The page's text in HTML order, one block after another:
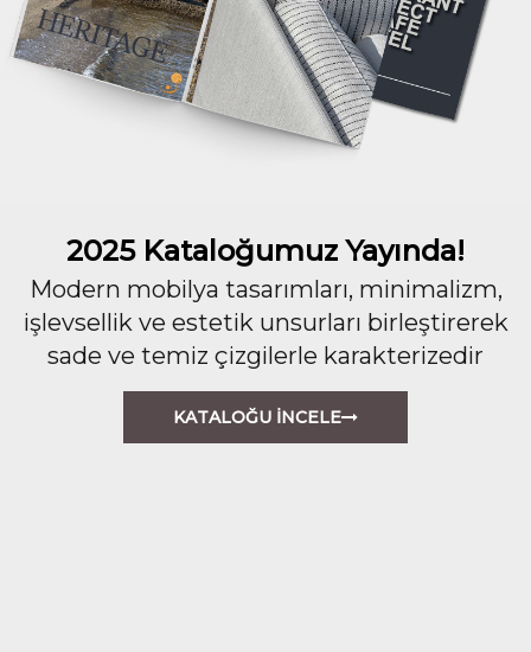
2025 Kataloğumuz Yayında!
Modern mobilya tasarımları, minimalizm,
işlevsellik ve estetik unsurları birleştirerek
sade ve temiz çizgilerle karakterizedir
KATALOĞU İNCELE